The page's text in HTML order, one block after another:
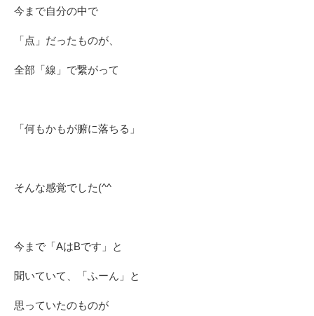
今まで自分の中で
「点」だったものが、
全部「線」で繋がって
「何もかもが腑に落ちる」
そんな感覚でした(^^ゞ
今まで「AはBです」と
聞いていて、「ふーん」と
思っていたのものが